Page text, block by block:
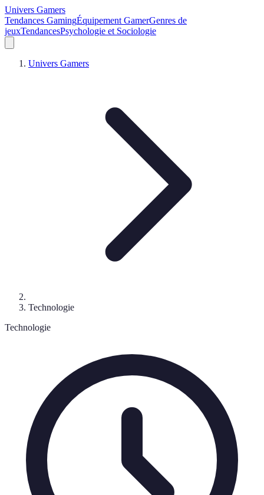
Univers Gamers
Tendances GamingÉquipement GamerGenres de
jeuxTendancesPsychologie et Sociologie
Univers Gamers
Technologie
Technologie